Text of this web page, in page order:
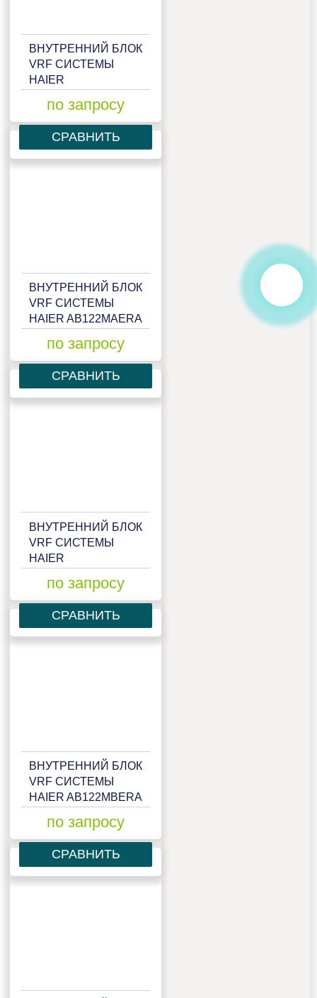
ВНУТРЕННИЙ БЛОК
VRF СИСТЕМЫ
HAIER
по запросу
СРАВНИТЬ
ВНУТРЕННИЙ БЛОК
VRF СИСТЕМЫ
HAIER AB122MAERA
по запросу
СРАВНИТЬ
ВНУТРЕННИЙ БЛОК
VRF СИСТЕМЫ
HAIER
по запросу
СРАВНИТЬ
ВНУТРЕННИЙ БЛОК
VRF СИСТЕМЫ
HAIER AB122MBERA
по запросу
СРАВНИТЬ